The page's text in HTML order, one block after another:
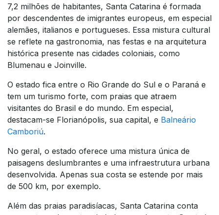
7,2 milhões de habitantes, Santa Catarina é formada
por descendentes de imigrantes europeus, em especial
alemães, italianos e portugueses. Essa mistura cultural
se reflete na gastronomia, nas festas e na arquitetura
histórica presente nas cidades coloniais, como
Blumenau e Joinville.
O estado fica entre o Rio Grande do Sul e o Paraná e
tem um turismo forte, com praias que atraem
visitantes do Brasil e do mundo. Em especial,
destacam-se Florianópolis, sua capital, e Balneário
Camboriú.
No geral, o estado oferece uma mistura única de
paisagens deslumbrantes e uma infraestrutura urbana
desenvolvida. Apenas sua costa se estende por mais
de 500 km, por exemplo.
Além das praias paradisíacas, Santa Catarina conta